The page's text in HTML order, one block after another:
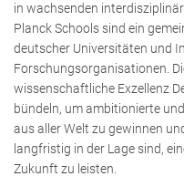
in wachsenden
Planck Schools sind ein
deutscher Universitäten und
Forschungsorganisationen.
wissenschaftliche Exzellenz
bündeln, um ambitionierte
aus aller Welt zu gewinnen
langfristig in der Lage sind,
Zukunft zu leisten.